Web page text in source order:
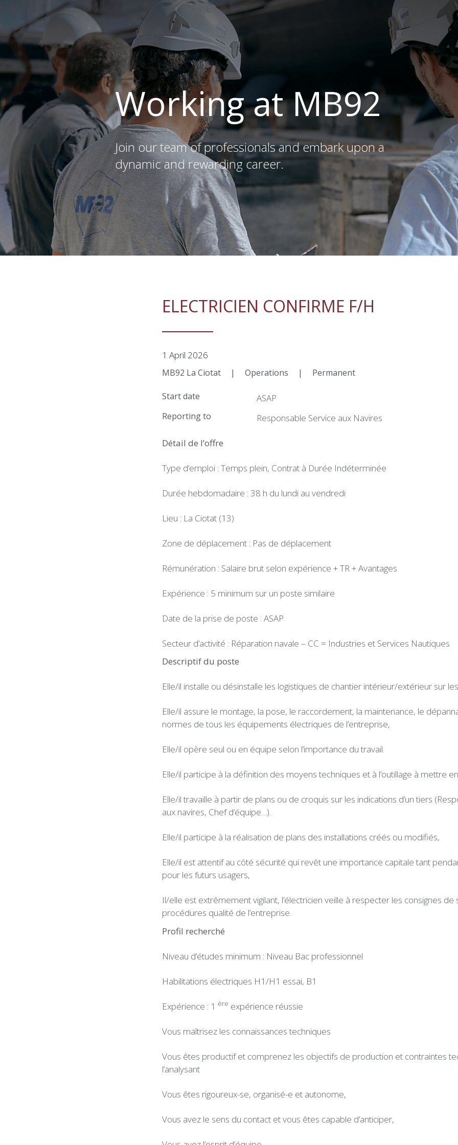
Working at MB92
Join our team of professionals and embark upon a
dynamic and rewarding career.
ELECTRICIEN CONFIRME F/H
1 April 2026
MB92 La Ciotat | Operations | Permanent
Start date ASAP
Reporting to Responsable Service aux Navires
Détail de l’offre
Type d’emploi : Temps plein, Contrat à Durée Indéterminée
Durée hebdomadaire : 38 h du lundi au vendredi
Lieu : La Ciotat (13)
Zone de déplacement : Pas de déplacement
Rémunération : Salaire brut selon expérience + TR + Avantages
Expérience : 5 minimum sur un poste similaire
Date de la prise de poste : ASAP
Secteur d’activité : Réparation navale – CC = Industries et Services Nautiques
Descriptif du poste
Elle/il installe ou désinstalle les logistiques de chantier intérieur/extérieur sur
Elle/il assure le montage, la pose, le raccordement, la maintenance, le
normes de tous les équipements électriques de l’entreprise,
Elle/il opère seul ou en équipe selon l’importance du travail.
Elle/il participe à la définition des moyens techniques et à l’outillage à mettre
Elle/il travaille à partir de plans ou de croquis sur les indications d’un tiers
aux navires, Chef d’équipe…).
Elle/il participe à la réalisation de plans des installations créés ou modifiés,
Elle/il est attentif au côté sécurité qui revêt une importance capitale tant
pour les futurs usagers,
Il/elle est extrêmement vigilant, l’électricien veille à respecter les consignes de
procédures qualité de l’entreprise.
Profil recherché
Niveau d’études minimum : Niveau Bac professionnel
Habilitations électriques H1/H1 essai, B1
Expérience : 1 ère expérience réussie
Vous maîtrisez les connaissances techniques
Vous êtes productif et comprenez les objectifs de production et contraintes
l’analysant
Vous êtes rigoureux-se, organisé-e et autonome,
Vous avez le sens du contact et vous êtes capable d’anticiper,